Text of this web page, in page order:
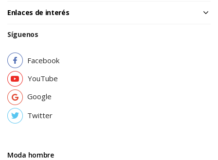
Enlaces de interés
Síguenos
Facebook
YouTube
Google
Twitter
Moda hombre